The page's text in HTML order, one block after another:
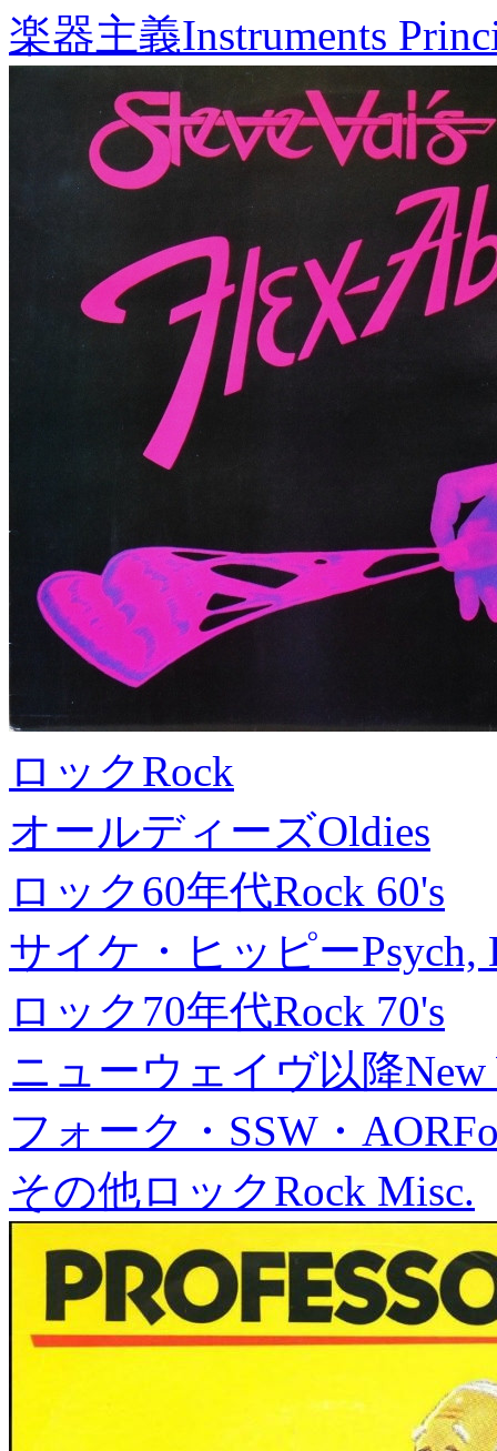
楽器主義Instruments
ロックRock
オールディーズOldies
ロック60年代Rock 60's
サイケ・ヒッピーPsych,
ロック70年代Rock 70's
ニューウェイヴ以降New
フォーク・SSW・AOR
その他ロックRock Misc.